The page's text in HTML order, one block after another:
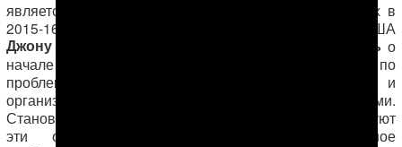
является и в контексте личных обязательств, данных в
2015-16 гг. Бердымухамедовым госсекретарю США
Джону Керри Ангеле Меркель о
начале работы совместных экспертных групп по
проблеме исчезновений в туркменских тюрьмах и
организации посещения тюрем дипломатами.
Становится ясно, что власти Туркменистана саботируют
эти обещания и обманывают международное